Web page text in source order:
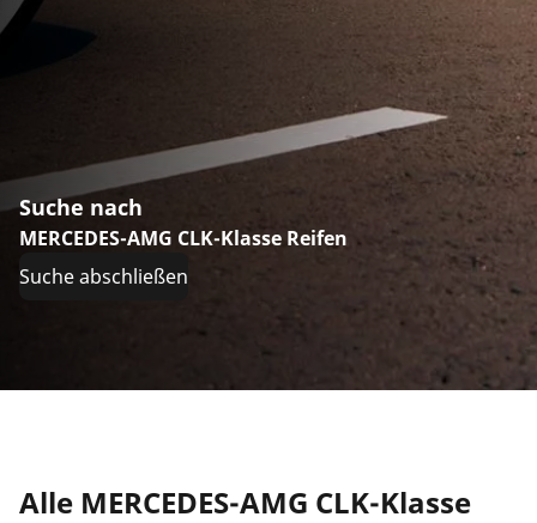
Suche nach
MERCEDES-AMG CLK-Klasse Reifen
Suche abschließen
Alle MERCEDES-AMG CLK-Klasse